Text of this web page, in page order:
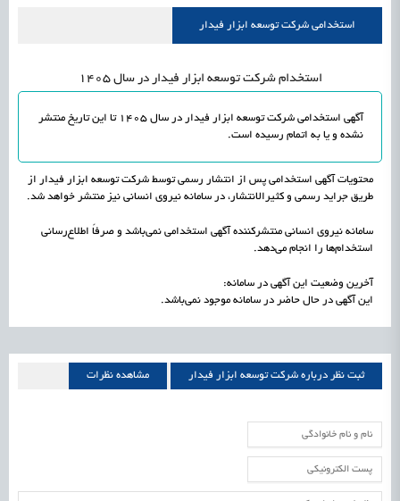
اشتغال و کارآفرینی راه‌اندازی «کارخانه نوآوری مینیاتوری فرآورده‌های گیاهی و طبیعی» در دستور کار معاونتاستخدامی شرکت توسعه ابزار فیدار
استخدام شرکت توسعه ابزار فیدار در سال 1405
آگهی استخدامی شرکت توسعه ابزار فیدار در سال 1405 تا این تاریخ منتشر
نشده و یا به اتمام رسیده است.
محتویات آگهی استخدامی پس از انتشار رسمی توسط شرکت توسعه ابزار فیدار از
طریق جراید رسمی و کثیرالانتشار، در سامانه نیروی انسانی نیز منتشر خواهد شد.
سامانه نیروی انسانی منتشرکننده آگهی استخدامی نمی‌باشد و صرفاً اطلاع‌رسانی
استخدام‌ها را انجام می‌دهد.
آخرین وضعیت این آگهی در سامانه:
این آگهی در حال حاضر در سامانه موجود نمی‌باشد.
ثبت نظر درباره شرکت توسعه ابزار فیدار مشاهده نظرات
شرکت توسعه ابزار فیدار